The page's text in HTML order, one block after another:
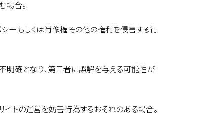
場合。
ーもしくは肖像権その他の権利を侵害する行
明確となり、第三者に誤解を与える可能性が
トの運営を妨害行為するおそれのある場合。